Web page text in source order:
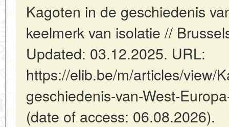
Kagoten in de geschiedenis
keelmerk van isolatie //
Updated: 03.12.2025. URL:
https://elib.be/m/articles/view/
geschiedenis-van-West-
(date of access: 06.08.2026).